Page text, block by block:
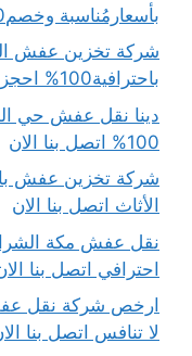
بأسعارمُناسبة وخصم20%..اتصل الـأن
شركة تخزين عفش
باحترافية100% احجز الآن بـ20%خصم فوري
دينا نقل عفش حي
100% اتصل بنا الان
الأثاث اتصل بنا الان
احترافي اتصل بنا
لا تنافس اتصل بنا